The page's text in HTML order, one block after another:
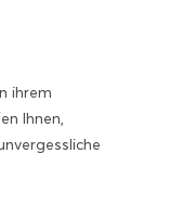
ihrem
Ihnen,